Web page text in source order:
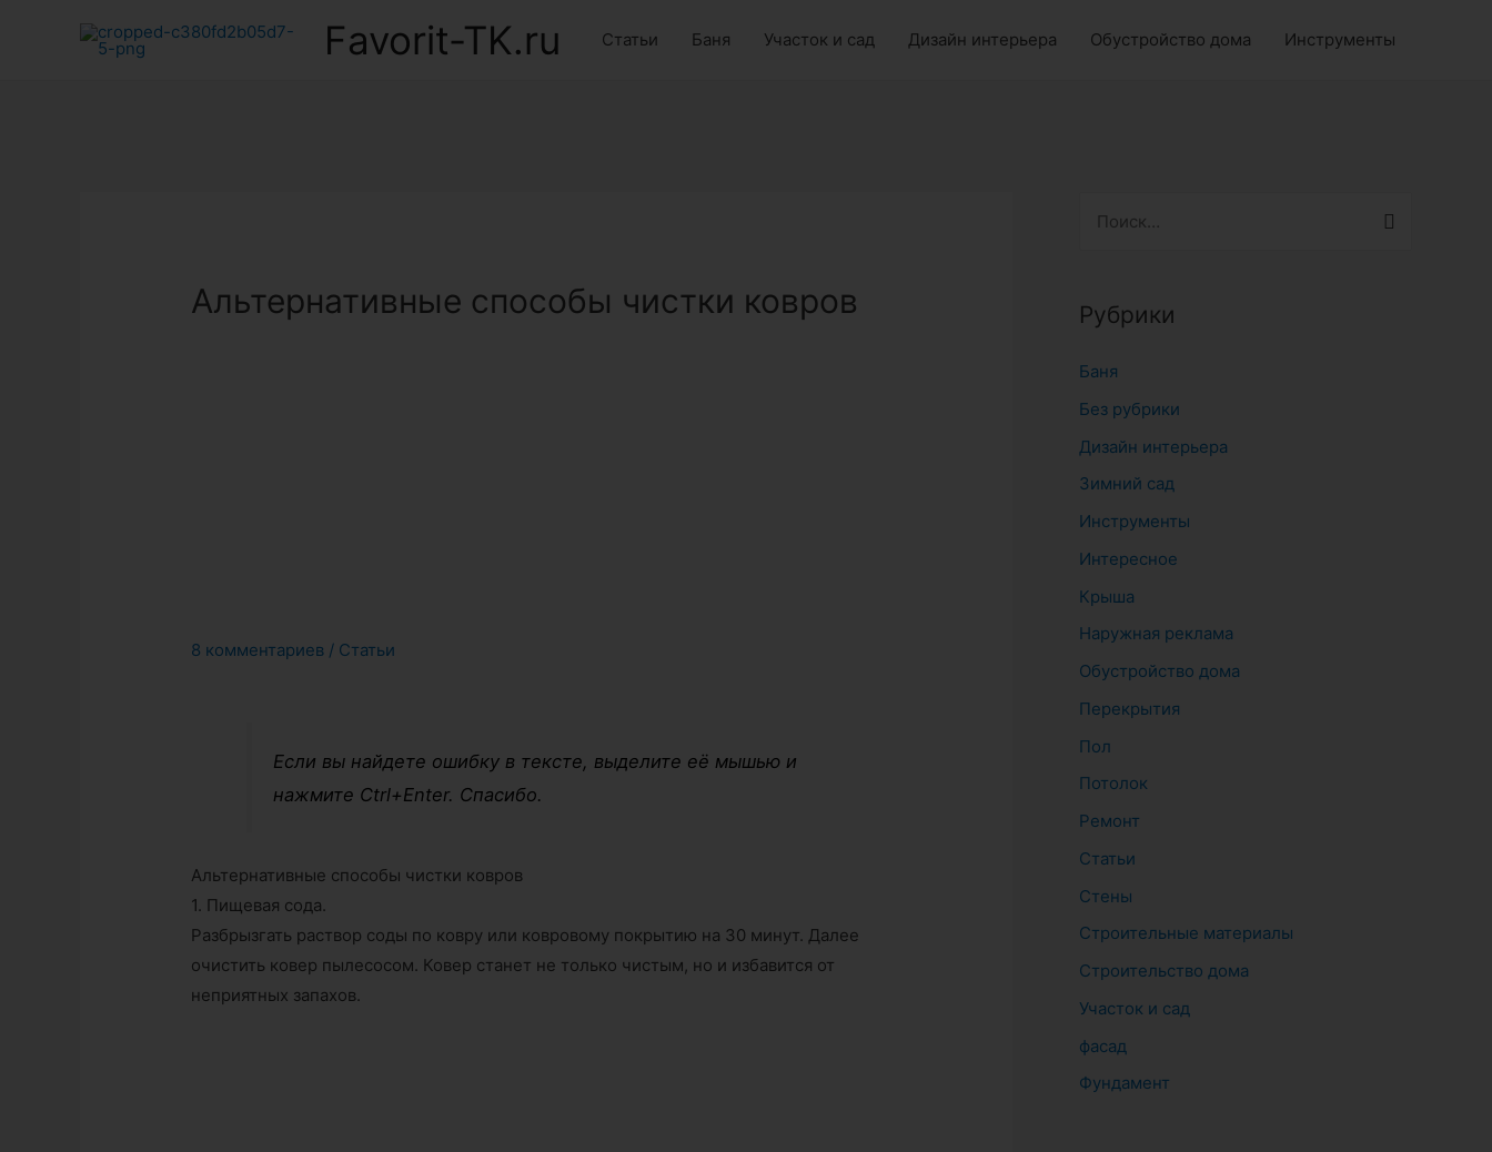
Favorit-TK.ru Статьи Баня Участок и сад Дизайн интерьера Обустройство дома Инструменты
Альтернативные способы чистки ковров
8 комментариев / Статьи
Если вы найдете ошибку в тексте, выделите её мышью и
нажмите Ctrl+Enter. Спасибо.
Альтернативные способы чистки ковров
1. Пищевая сода.
Разбрызгать раствор соды по ковру или ковровому покрытию на 30 минут. Далее
очистить ковер пылесосом. Ковер станет не только чистым, но и избавится от
неприятных запахов.
т
:
Рубрики
Баня
Без рубрики
Дизайн интерьера
Зимний сад
Инструменты
Интересное
Крыша
Наружная реклама
Обустройство дома
Перекрытия
Пол
Потолок
Ремонт
Статьи
Стены
Строительные материалы
Строительство дома
Участок и сад
фасад
Фундамент